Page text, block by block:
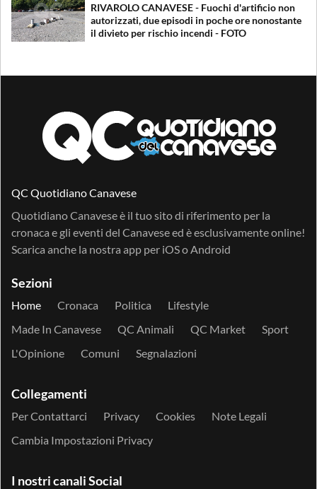
RIVAROLO CANAVESE - Fuochi d'artificio non
autorizzati, due episodi in poche ore nonostante
il divieto per rischio incendi - FOTO
QC Quotidiano Canavese
Quotidiano Canavese è il tuo sito di riferimento per la
cronaca e gli eventi del Canavese ed è esclusivamente online!
Scarica anche la nostra app per iOSo Android
Sezioni
Home Cronaca Politica
Lifestyle
Made In Canavese
QC Animali QC Market
Sport
L'Opinione
Comuni Segnalazioni
Collegamenti
Per Contattarci Privacy Cookies
Note Legali
Cambia Impostazioni Privacy
I nostri canali Social